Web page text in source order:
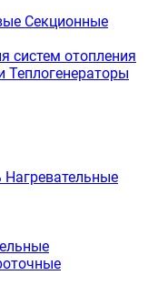
Секционные
систем отопления
Теплогенераторы
Нагревательные